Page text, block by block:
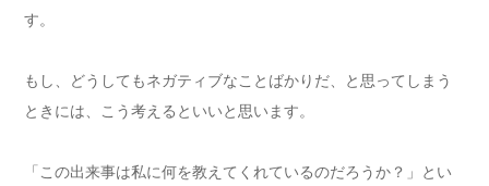
す。
もし、どうしてもネガティブなことばかりだ、と思ってしまう
ときには、こう考えるといいと思います。
「この出来事は私に何を教えてくれているのだろうか？」とい